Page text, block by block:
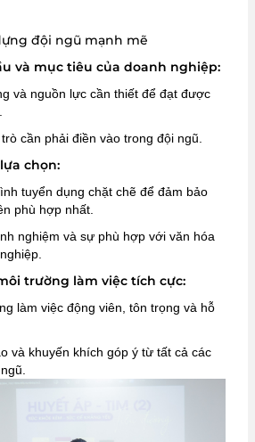
đội ngũ mạnh mẽ
và mục tiêu của doanh nghiệp:
và nguồn lực cần thiết để đạt được
cần phải điền vào trong đội ngũ.
chọn:
tuyển dụng chặt chẽ để đảm bảo
phù hợp nhất.
nghiệm và sự phù hợp với văn hóa
trường làm việc tích cực:
làm việc động viên, tôn trọng và hỗ
và khuyến khích góp ý từ tất cả các